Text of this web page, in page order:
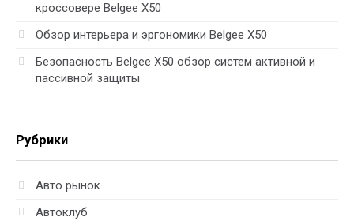
кроссовере Belgee X50
Обзор интерьера и эргономики Belgee X50
Безопасность Belgee X50 обзор систем активной и
пассивной защиты
Рубрики
Авто рынок
Автоклуб